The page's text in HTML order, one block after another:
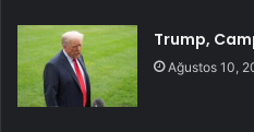
Trump,
Ağustos 10,